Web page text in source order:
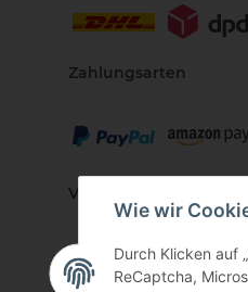
Wie wir
Durch Klicken auf
ReCaptcha,
Zahlungsarten
Vertriebspartner